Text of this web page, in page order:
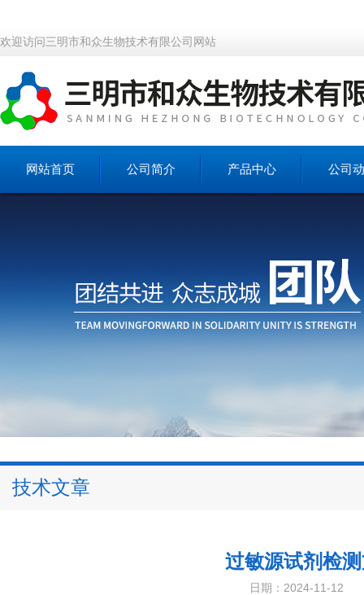
欢迎访问三明市和众生物技术有限公司网站
网站首页 公司简介 产品中心 公司
技术文章
过敏源试剂检
日期：2024-11-12